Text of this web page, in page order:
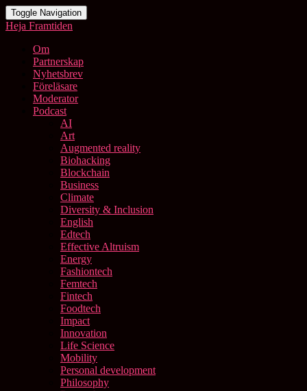
Toggle Navigation
Heja Framtiden
Om
Partnerskap
Nyhetsbrev
Föreläsare
Moderator
Podcast
AI
Art
Augmented reality
Biohacking
Blockchain
Business
Climate
Diversity & Inclusion
English
Edtech
Effective Altruism
Energy
Fashiontech
Femtech
Fintech
Foodtech
Impact
Innovation
Life Science
Mobility
Personal development
Philosophy